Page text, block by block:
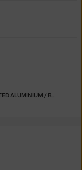
ŽIDLE AAC 20, BLACK POWDER COATED ALUMINIUM / BLACK